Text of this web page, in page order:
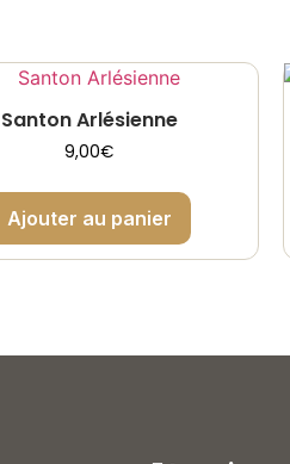
Santon Arlésienne
9,00€
Ajouter au panier